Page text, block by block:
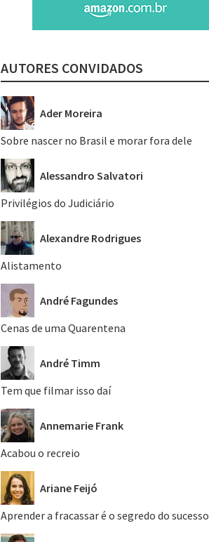
AUTORES CONVIDADOS
Ader Moreira
Sobre nascer no Brasil e morar fora dele
Alessandro Salvatori
Privilégios do Judiciário
Alexandre Rodrigues
Alistamento
André Fagundes
Cenas de uma Quarentena
André Timm
Tem que filmar isso daí
Annemarie Frank
Acabou o recreio
Ariane Feijó
Aprender a fracassar é o segredo do sucesso